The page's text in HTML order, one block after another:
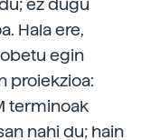
ez dugu
Hala ere,
egin
proiekzioa:
terminoak
nahi du; hain